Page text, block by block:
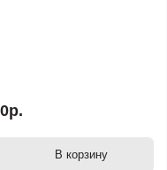
В корзину